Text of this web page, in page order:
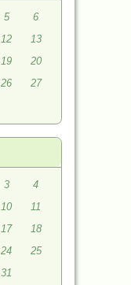
5
6
12
13
19
20
26
27
3
4
10
11
17
18
24
25
31